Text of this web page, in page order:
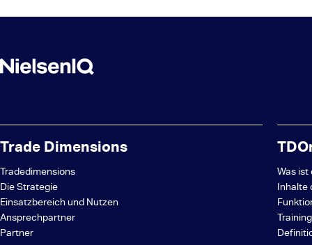
Trade Dimensions
Tradedimensions
Die Strategie
Einsatzbereich und Nutzen
Ansprechpartner
Partner
Was
Inhalte